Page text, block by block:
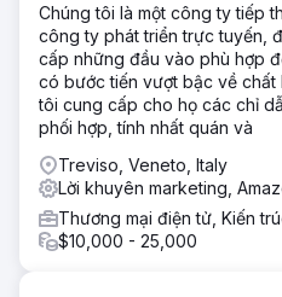
Chúng tôi là một công ty tiếp
công ty phát triển trực tuyến,
cấp những đầu vào phù hợp
có bước tiến vượt bậc về chất
tôi cung cấp cho họ các chỉ
phối hợp, tính nhất quán và
Treviso, Veneto, Italy
Lời khuyên marketing,
Thương mại điện tử, Kiến
$10,000 - 25,000